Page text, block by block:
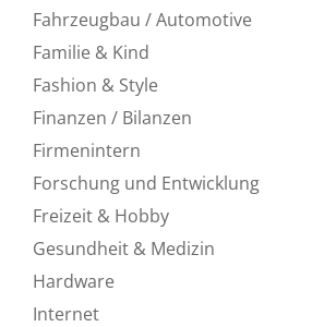
Fahrzeugbau / Automotive
Familie & Kind
Fashion & Style
Finanzen / Bilanzen
Firmenintern
Forschung und Entwicklung
Freizeit & Hobby
Gesundheit & Medizin
Hardware
Internet